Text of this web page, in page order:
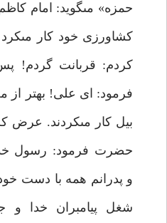
حمزه» مى‏گويد: امام
كشاورزى خود كار
كردم: قربانت گردم!
فرمود: اى على! بهتر از
بيل كار مى‏كردند. عرض
حضرت فرمود: رسول
و پدرانم همه با دست
شغل پيامبران خدا و